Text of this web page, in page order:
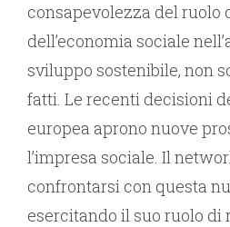
consapevolezza del ruolo
dell’economia sociale
sviluppo sostenibile, non
fatti. Le recenti decisioni
europea aprono nuove
l’impresa sociale. Il
confrontarsi con questa
esercitando il suo ruolo di